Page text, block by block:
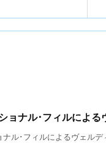
ョナル･フィルによ
ナル･フィルによるヴェル